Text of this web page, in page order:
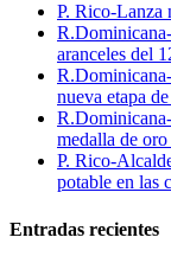
P. Rico-Lanza
aranceles del
nueva etapa
medalla de
P. Rico-
potable en las
Entradas recientes